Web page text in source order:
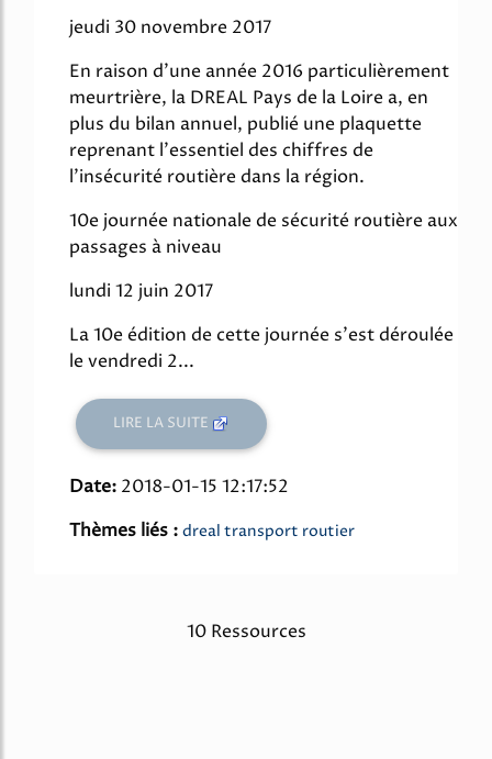
jeudi 30 novembre 2017
En raison d'une année 2016 particulièrement
meurtrière, la DREAL Pays de la Loire a, en
plus du bilan annuel, publié une plaquette
reprenant l'essentiel des chiffres de
l'insécurité routière dans la région.
10e journée nationale de sécurité routière aux
passages à niveau
lundi 12 juin 2017
La 10e édition de cette journée s'est déroulée
le vendredi 2...
LIRE LA SUITE
Date: 2018-01-15 12:17:52
Thèmes liés : dreal transport routier
10 Ressources